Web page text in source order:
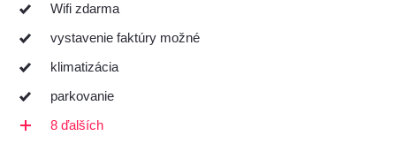
Wifi zdarma
vystavenie faktúry možné
klimatizácia
parkovanie
8 ďalších